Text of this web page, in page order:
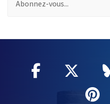
Facebook
, Ouvre ,
,